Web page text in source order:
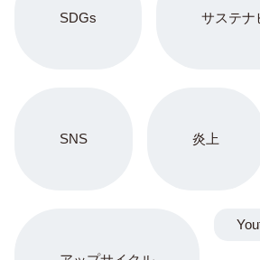
SDGs サステナ
SNS 炎上